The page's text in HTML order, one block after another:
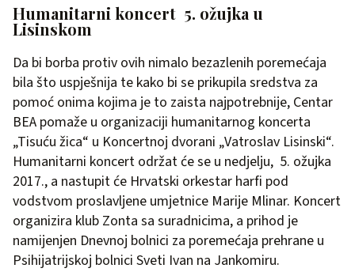
Humanitarni koncert 5. ožujka u
Lisinskom
Da bi borba protiv ovih nimalo bezazlenih poremećaja
bila što uspješnija te kako bi se prikupila sredstva za
pomoć onima kojima je to zaista najpotrebnije, Centar
BEA pomaže u organizaciji humanitarnog koncerta
„Tisuću žica“ u Koncertnoj dvorani „Vatroslav Lisinski“.
Humanitarni koncert održat će se u nedjelju, 5. ožujka
2017., a nastupit će Hrvatski orkestar harfi pod
vodstvom proslavljene umjetnice Marije Mlinar. Koncert
organizira klub Zonta sa suradnicima, a prihod je
namijenjen Dnevnoj bolnici za poremećaja prehrane u
Psihijatrijskoj bolnici Sveti Ivan na Jankomiru.